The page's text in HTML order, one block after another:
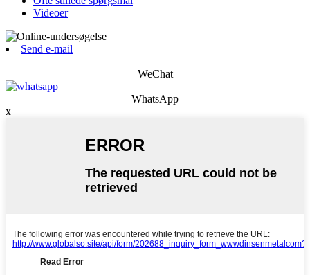
Videoer
Send e-mail
WeChat
WhatsApp
x